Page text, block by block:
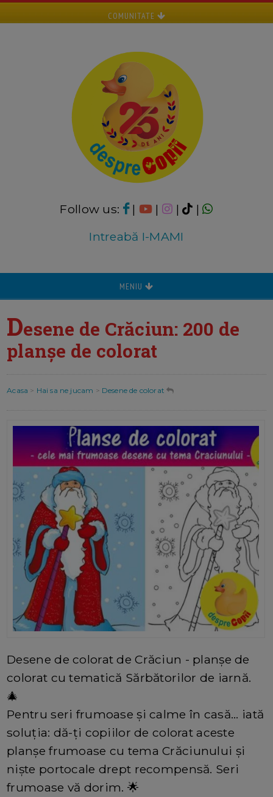
COMUNITATE
Follow us: | | |
|
Intreabă I-MAMI
MENIU
Desene de Crăciun: 200 de
planșe de colorat
Acasa > Hai sa ne jucam > Desene de colorat
Desene de colorat de Crăciun - planșe de
colorat cu tematică Sărbătorilor de iarnă.
🎄
Pentru seri frumoase și calme în casă... iată
soluția: dă-ți copiilor de colorat aceste
planșe frumoase cu tema Crăciunului și
niște portocale drept recompensă. Seri
frumoase vă dorim. 🌟